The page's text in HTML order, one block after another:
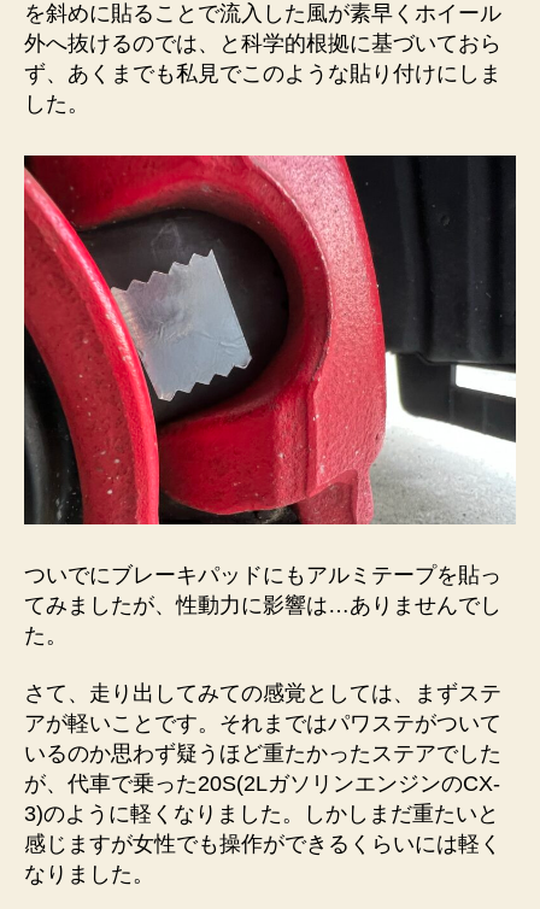
を斜めに貼ることで流入した風が素早くホイール
外へ抜けるのでは、と科学的根拠に基づいておら
ず、あくまでも私見でこのような貼り付けにしま
した。
ついでにブレーキパッドにもアルミテープを貼っ
てみましたが、性動力に影響は…ありませんでし
た。
さて、走り出してみての感覚としては、まずステ
アが軽いことです。それまではパワステがついて
いるのか思わず疑うほど重たかったステアでした
が、代車で乗った20S(2LガソリンエンジンのCX-
3)のように軽くなりました。しかしまだ重たいと
感じますが女性でも操作ができるくらいには軽く
なりました。